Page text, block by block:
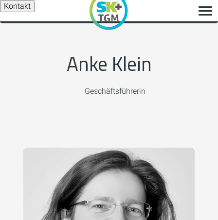
Kontakt
Anke Klein
Geschäftsführerin